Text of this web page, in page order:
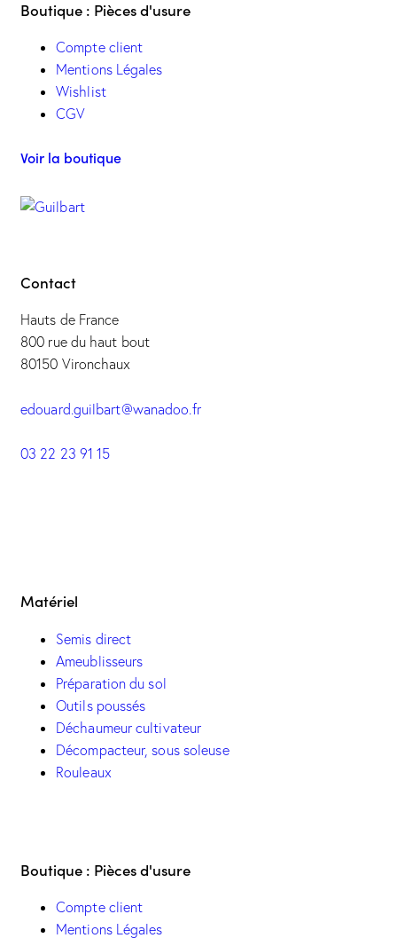
Boutique : Pièces d'usure
Compte client
Mentions Légales
Wishlist
CGV
Voir la boutique
Contact
Hauts de France
800 rue du haut bout
80150 Vironchaux
edouard.guilbart@wanadoo.fr
03 22 23 91 15
Matériel
Semis direct
Ameublisseurs
Préparation du sol
Outils poussés
Déchaumeur cultivateur
Décompacteur, sous soleuse
Rouleaux
Boutique : Pièces d'usure
Compte client
Mentions Légales